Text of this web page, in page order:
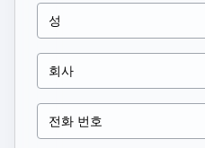
Product Analytics
Marketing Analytics
Session Replay
Heatmaps
Zoning Insights
Action
Guides and Surveys
Financial Services
B2B
Healthcare
Ecommerce
Use Case
Acquisition
Retention
Blog
Compare
Glossary
Explore Hub
Connect
Community
Pricing
Login Sign Up